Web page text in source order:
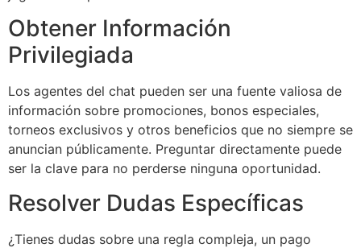
Obtener Información
Privilegiada
Los agentes del chat pueden ser una fuente valiosa de
información sobre promociones, bonos especiales,
torneos exclusivos y otros beneficios que no siempre se
anuncian públicamente. Preguntar directamente puede
ser la clave para no perderse ninguna oportunidad.
Resolver Dudas Específicas
¿Tienes dudas sobre una regla compleja, un pago